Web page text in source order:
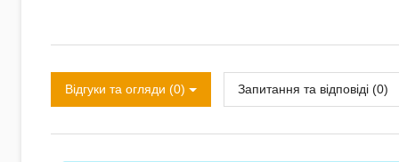
Відгуки та огляди (0) Запитання та відповіді (0)